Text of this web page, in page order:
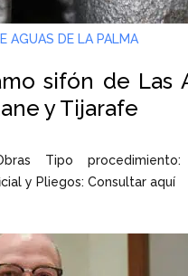
AGUAS DE LA PALMA
sifón de Las
y Tijarafe
Tipo
y Pliegos: Consultar aquí